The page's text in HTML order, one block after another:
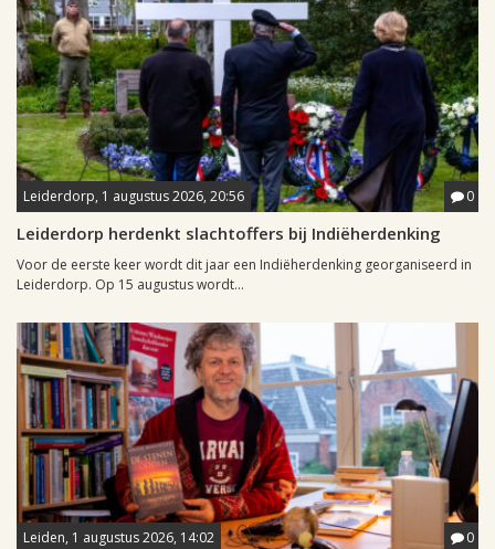
Leiderdorp, 1 augustus 2026, 20:56 0
Leiderdorp herdenkt slachtoffers bij Indiëherdenking
Voor de eerste keer wordt dit jaar een Indiëherdenking georganiseerd in
Leiderdorp. Op 15 augustus wordt...
Leiden, 1 augustus 2026, 14:02 0